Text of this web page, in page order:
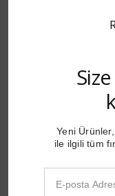
Yeni
ile ilgili tüm
uyanmalarında
kolaylık
HumidAir
esnasında
ortadan
ısıtıcılı devre